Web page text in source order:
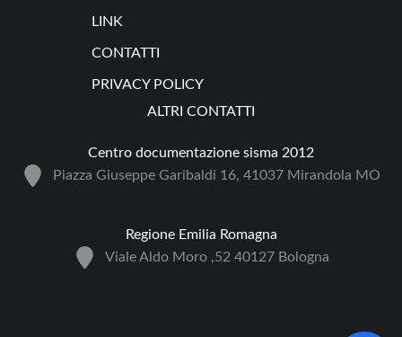
LINK
CONTATTI
PRIVACY POLICY
ALTRI CONTATTI
Centro documentazione sisma 2012
Piazza Giuseppe Garibaldi 16, 41037 Mirandola MO
Regione Emilia Romagna
Viale Aldo Moro ,52 40127 Bologna